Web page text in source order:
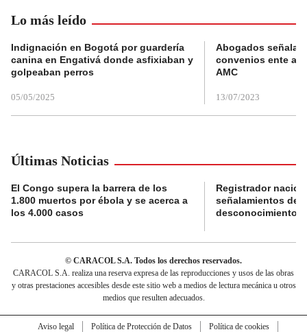
Lo más leído
Indignación en Bogotá por guardería
canina en Engativá donde asfixiaban y
golpeaban perros
05/05/2025
Abogados
convenios ente
AMC
13/07/2023
Últimas Noticias
El Congo supera la barrera de los
1.800 muertos por ébola y se acerca a
los 4.000 casos
Registrador
señalamientos de
desconocimiento
© CARACOL S.A. Todos los derechos reservados.
CARACOL S.A. realiza una reserva expresa de las reproducciones y usos de las obras
y otras prestaciones accesibles desde este sitio web a medios de lectura mecánica u otros
medios que resulten adecuados.
Aviso legal Política de Protección de Datos
Política de cookies